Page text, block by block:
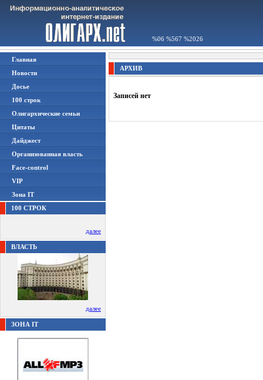
%06 %567 %2026
Главная
Новости
Досье
100 строк
Олигархические семьи
Цитаты
Дайджест
Организованная власть
Face-control
VIP
Зона IT
100 СТРОК
далее
ВЛАСТЬ
далее
ЗОНА IT
АРХИВ
Записей нет